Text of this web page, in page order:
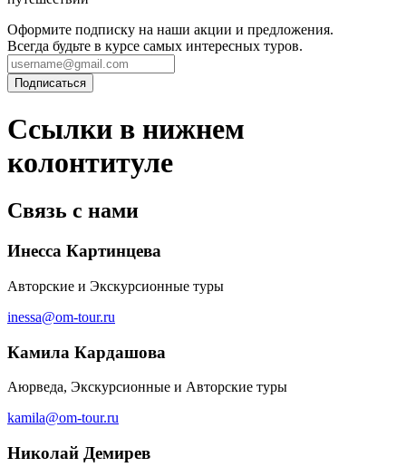
Оформите подписку на наши акции и предложения.
Всегда будьте в курсе самых интересных туров.
Ссылки в нижнем
колонтитуле
Связь с нами
Инесса Картинцева
Авторские и Экскурсионные туры
inessa@om-tour.ru
Камила Кардашова
Аюрведа, Экскурсионные и Авторские туры
kamila@om-tour.ru
Николай Демирев